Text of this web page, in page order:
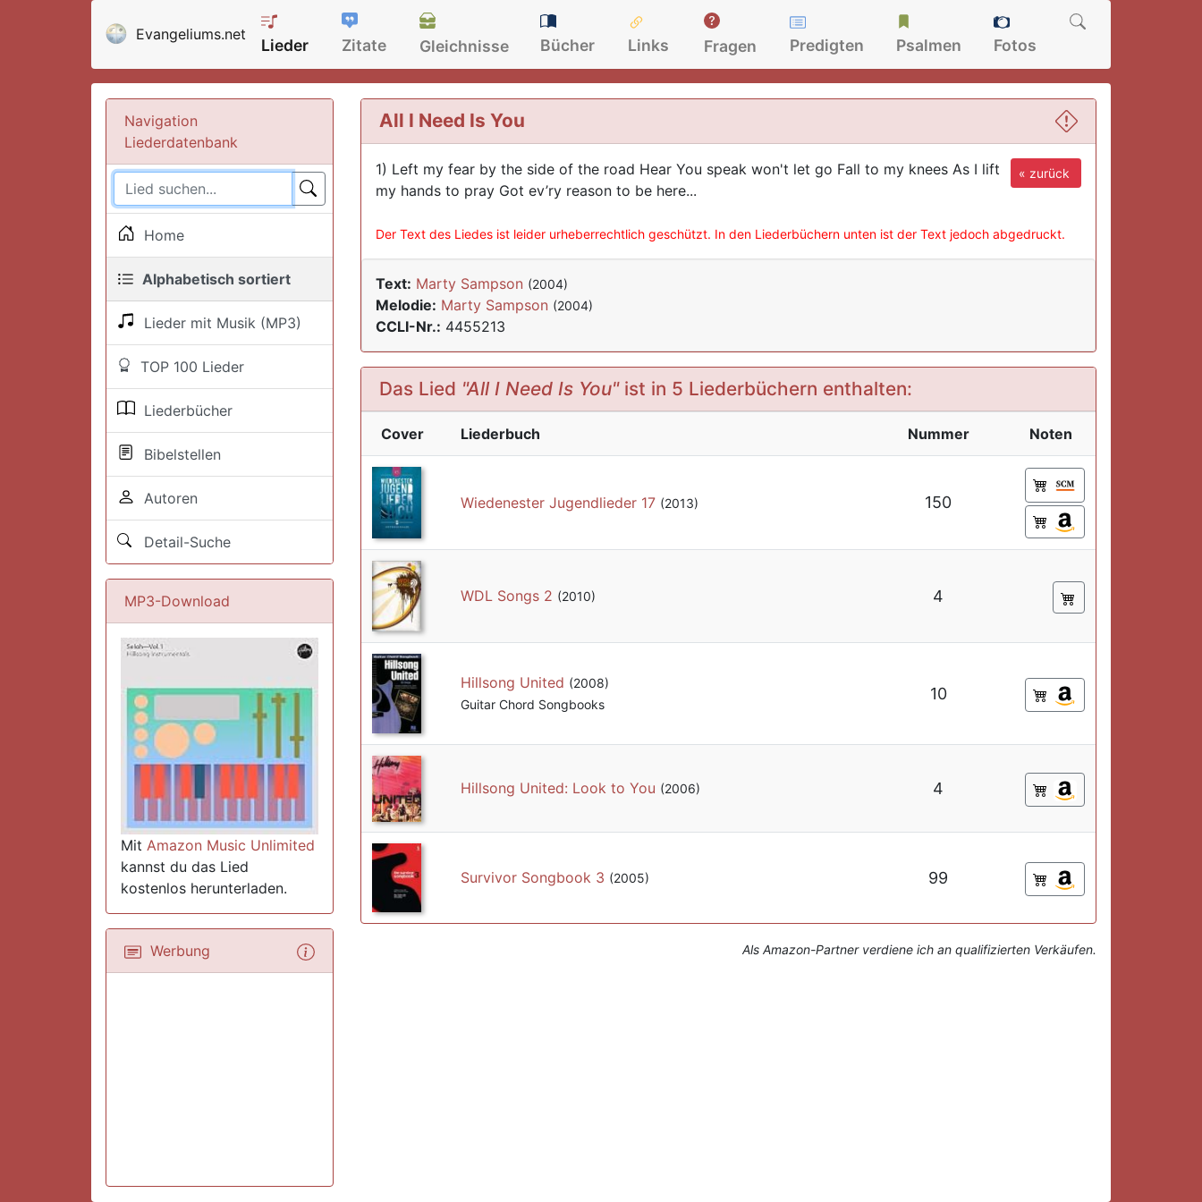
Evangeliums.net
Lieder Zitate Gleichnisse Bücher Links Fragen Predigten Psalmen Fotos
Navigation
Liederdatenbank
Home
Alphabetisch sortiert
Lieder mit Musik (MP3)
TOP 100 Lieder
Liederbücher
Bibelstellen
Autoren
Detail-Suche
MP3-Download
Mit Amazon Music Unlimited
kannst du das Lied
kostenlos herunterladen.
Werbung
All I Need Is You
« zurück
1) Left my fear by the side of the road Hear You speak won't let go Fall to my knees As I lift
my hands to pray Got ev’ry reason to be here...
Der Text des Liedes ist leider urheberrechtlich geschützt. In den Liederbüchern unten ist der Text jedoch abgedruckt.
Text: Marty Sampson (2004)
Melodie: Marty Sampson (2004)
CCLI-Nr.: 4455213
Das Lied "All I Need Is You"ist in 5 Liederbüchern enthalten:
Cover Liederbuch Nummer Noten
Wiedenester Jugendlieder 17 (2013) 150
WDL Songs 2 (2010) 4
Hillsong United (2008)
Guitar Chord Songbooks
10
Hillsong United: Look to You (2006) 4
Survivor Songbook 3 (2005) 99
Als Amazon-Partner verdiene ich an qualifizierten Verkäufen.